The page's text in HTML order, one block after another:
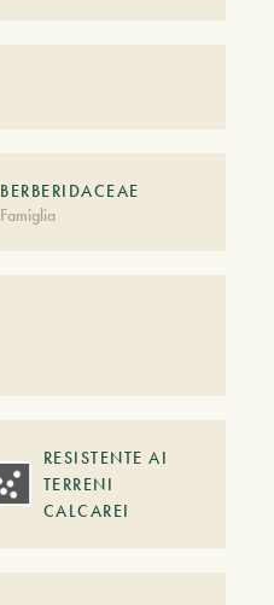
BERBERIDACEAE
Famiglia
RESISTENTE AI
TERRENI
CALCAREI